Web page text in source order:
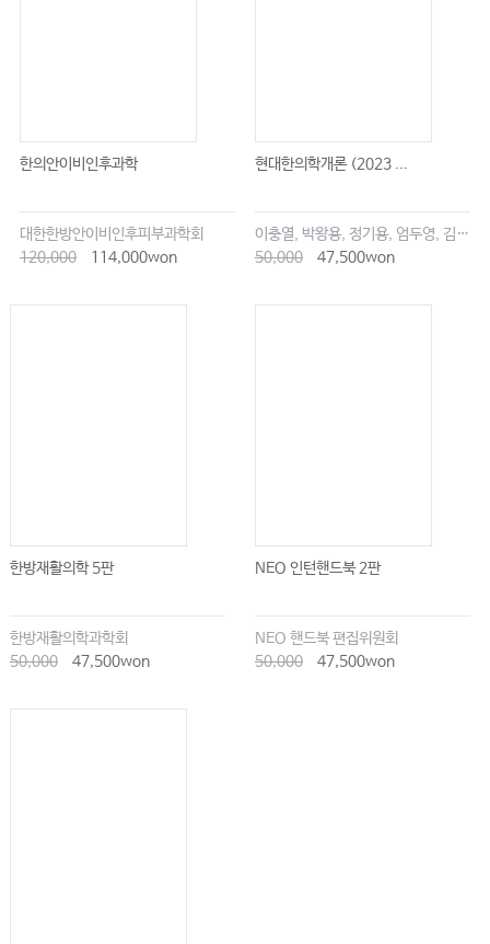
한의안이비인후과학
대한한방안이비인후피부과학회
120,000
114,000won
현대한의학개론 (2023 ...
이충열, 박왕용, 정기용, 엄두영, 김창업
50,000
47,500won
한방재활의학 5판
한방재활의학과학회
50,000
47,500won
NEO 인턴핸드북 2판
NEO 핸드북 편집위원회
50,000
47,500won